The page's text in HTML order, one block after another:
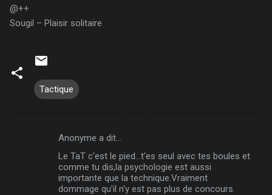
@++
Sougil – Plaisir solitaire
Tactique
Anonyme a dit…
Le TaT c'est le pied...t'es seul avec tes boules et
comme tu dis,la psychologie est aussi
importante que la technique.Vraiment
dommage qu'il n'y est pas plus de concours.